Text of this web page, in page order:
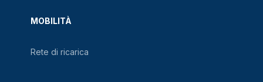
MOBILITÀ
Rete di ricarica